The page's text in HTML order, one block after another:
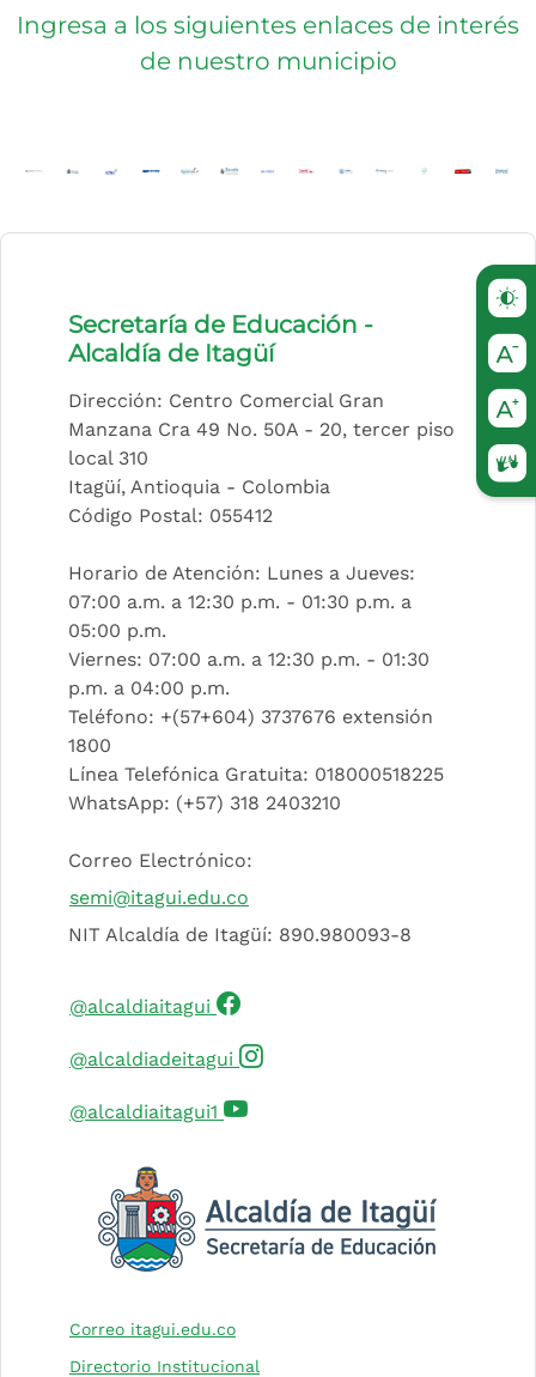
(Este
Ingresa a los siguientes enlaces de interés
de nuestro municipio
(Este enlace abrirá una nueva pestaña)
(Este enlace abrirá una nueva pestaña)
(Este enlace abrirá una nueva pestaña)
(Este enlace abrirá una nueva pestaña)
(Este enlace abrirá una nueva
(Este enlace abrirá una nueva
(Este enlace abrirá una
(Este enlace abrirá
(Este enlace
(Este enlace
(Este(Este
Secretaría de Educación -
Alcaldía de Itagüí
Dirección: Centro Comercial Gran
Manzana Cra 49 No. 50A - 20, tercer piso
local 310
Itagüí, Antioquia - Colombia
Código Postal: 055412
Horario de Atención: Lunes a Jueves:
07:00 a.m. a 12:30 p.m. - 01:30 p.m. a
05:00 p.m.
Viernes: 07:00 a.m. a 12:30 p.m. - 01:30
p.m. a 04:00 p.m.
Teléfono: +(57+604) 3737676 extensión
1800
Línea Telefónica Gratuita: 018000518225
WhatsApp: (+57) 318 2403210
Correo Electrónico:
semi@itagui.edu.co
NIT Alcaldía de Itagüí: 890.980093-8
@alcaldiaitagui (Este enlace abrirá una nueva
@alcaldiadeitagui (Este enlace abrirá una
@alcaldiaitagui1 (Este enlace abrirá una nueva
Correo itagui.edu.co(Este enlace abrirá una nueva
Directorio Institucional